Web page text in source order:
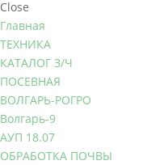
Close
Главная
ТЕХНИКА
КАТАЛОГ З/Ч
ПОСЕВНАЯ
ВОЛГАРЬ-РОГРО
Волгарь-9
АУП 18.07
ОБРАБОТКА ПОЧВЫ